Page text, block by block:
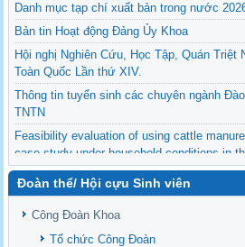
Danh mục tạp chí xuất bản trong nước
Bản tin Hoạt động Đảng Ủy Khoa
Hội nghị Nghiên Cứu, Học Tập, Quán Triệt
Toàn Quốc Lần thứ XIV.
Thông tin tuyển sinh các chuyên ngành
TNTN
Feasibility evaluation of using cattle
case study under household conditions in
Delta
Sediment properties in flood-based
upstream Mekong Delta
Danh mục tạp chí xuất bản Quốc Tế 2026
Đoàn thể/ Hội cựu Sinh viên
Công Đoàn Khoa
Tổ chức Công Đoàn